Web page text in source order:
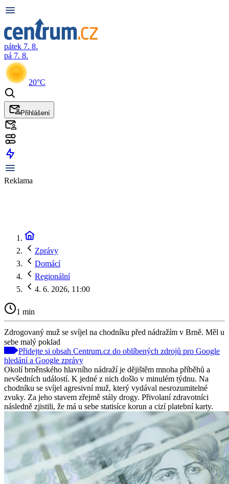
pátek 7. 8.
pá 7. 8.
20°C
Přihlášení
Reklama
Zprávy
Domácí
Regionální
4. 6. 2026, 11:00
1 min
Zdrogovaný muž se svíjel na chodníku před nádražím v Brně. Měl u
sebe malý poklad
Přidejte si obsah Centrum.cz do oblíbených zdrojů pro Google
hledání a Google zprávy
Okolí brněnského hlavního nádraží je dějištěm mnoha příběhů a
nevšedních událostí. K jedné z nich došlo v minulém týdnu. Na
chodníku se svíjel agresivní muž, který vydával nesrozumitelné
zvuky. Za jeho stavem zřejmě stály drogy. Přivolaní zdravotníci
následně zjistili, že má u sebe statisíce korun a cizí platební karty.